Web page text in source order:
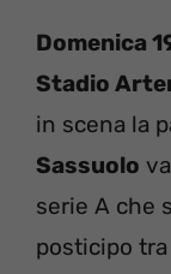
Domenica
Stadio
in scena la
Sassuolo
serie A che
posticipo